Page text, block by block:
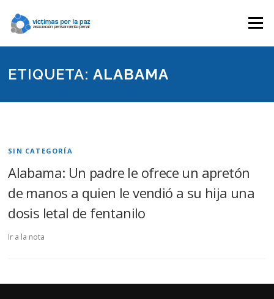
contenido
Menú
ETIQUETA:ALABAMA
SIN CATEGORÍA
Alabama: Un padre le ofrece un apretón
de manos a quien le vendió a su hija una
dosis letal de fentanilo
Ir a la nota